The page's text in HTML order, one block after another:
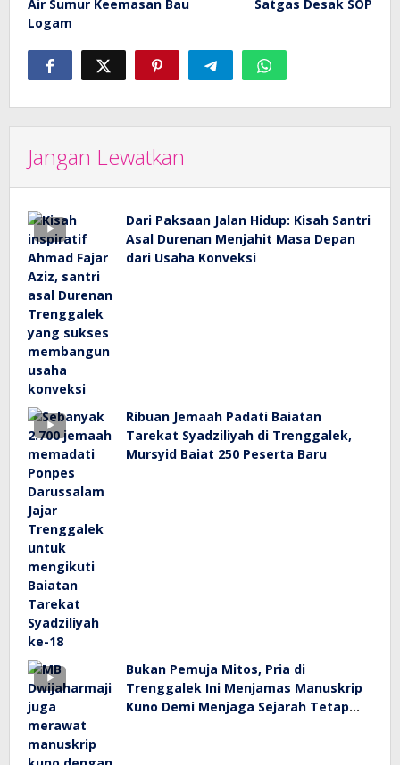
Air Sumur Keemasan Bau
Logam
Satgas Desak SOP
Jangan Lewatkan
Dari Paksaan Jalan Hidup: Kisah Santri
Asal Durenan Menjahit Masa Depan
dari Usaha Konveksi
Ribuan Jemaah Padati Baiatan
Tarekat Syadziliyah di Trenggalek,
Mursyid Baiat 250 Peserta Baru
Bukan Pemuja Mitos, Pria di
Trenggalek Ini Menjamas Manuskrip
Kuno Demi Menjaga Sejarah Tetap